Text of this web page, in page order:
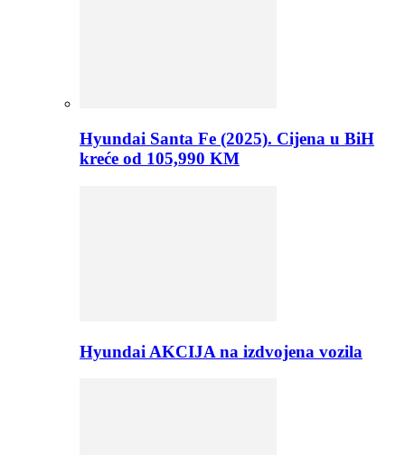
Hyundai Santa Fe (2025). Cijena u BiH
kreće od 105,990 KM
Hyundai AKCIJA na izdvojena vozila